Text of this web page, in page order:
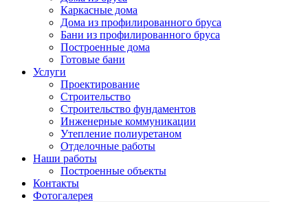
Каркасные дома
Дома из профилированного бруса
Бани из профилированного бруса
Построенные дома
Готовые бани
Услуги
Проектирование
Строительство
Строительство фундаментов
Инженерные коммуникации
Утепление полиуретаном
Отделочные работы
Наши работы
Построенные объекты
Контакты
Фотогалерея